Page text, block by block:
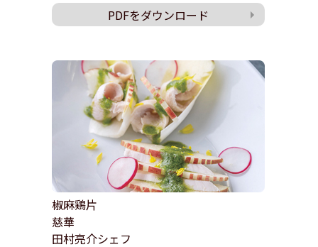
PDFをダウンロード
椒麻鶏片
慈華
田村亮介シェフ